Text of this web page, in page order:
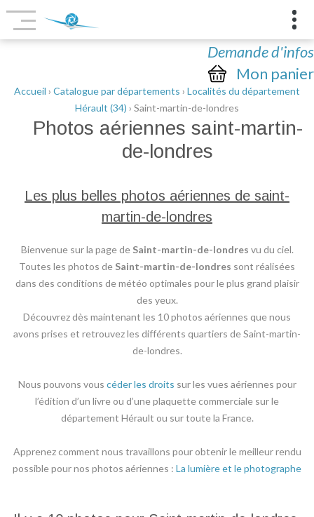
Demande d'infos
Mon panier
Accueil › Catalogue par départements › Localités du département
Hérault (34) › Saint-martin-de-londres
Photos aériennes saint-martin-
de-londres
Les plus belles photos aériennes de saint-
martin-de-londres
Bienvenue sur la page de Saint-martin-de-londres vu du ciel.
Toutes les photos de Saint-martin-de-londres sont réalisées
dans des conditions de météo optimales pour le plus grand plaisir
des yeux.
Découvrez dès maintenant les 10 photos aériennes que nous
avons prises et retrouvez les différents quartiers de Saint-martin-
de-londres.
Nous pouvons vous céder les droits sur les vues aériennes pour
l’édition d’un livre ou d’une plaquette commerciale sur le
département Hérault ou sur toute la France.
Apprenez comment nous travaillons pour obtenir le meilleur rendu
possible pour nos photos aériennes : La lumière et le photographe